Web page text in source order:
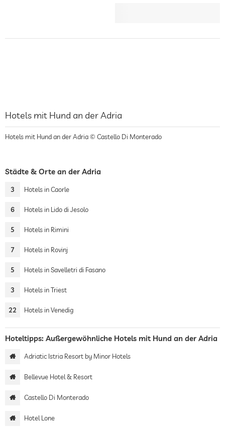
Hotels mit Hund an der Adria
Hotels mit Hund an der Adria © Castello Di Monterado
Städte & Orte an der Adria
3 Hotels in Caorle
6 Hotels in Lido di Jesolo
5 Hotels in Rimini
7 Hotels in Rovinj
5 Hotels in Savelletri di Fasano
3 Hotels in Triest
22 Hotels in Venedig
Hoteltipps: Außergewöhnliche Hotels mit Hund an der Adria
Adriatic Istria Resort by Minor Hotels
Bellevue Hotel & Resort
Castello Di Monterado
Hotel Lone